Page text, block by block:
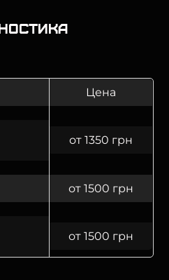
Цена
от 1350 грн
от 1500 грн
от 1500 грн